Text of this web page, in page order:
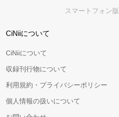
スマートフォン版
CiNiiについて
CiNiiについて
収録刊行物について
利用規約・プライバシーポリシー
個人情報の扱いについて